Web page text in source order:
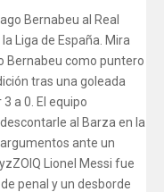
Bernabeu al Real
Liga de España. Mira
Bernabeu como puntero
tras una goleada
a 0. El equipo
al Barza en la
ante un
Lionel Messi fue
penal y un desborde